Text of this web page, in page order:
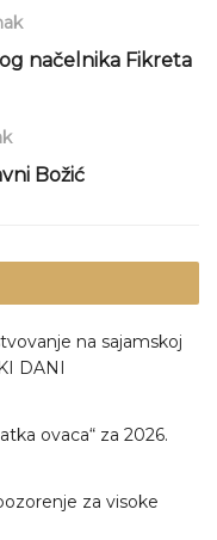
načelnika Fikreta
Božić
na sajamskoj
DANI
ovaca“ za 2026.
za visoke